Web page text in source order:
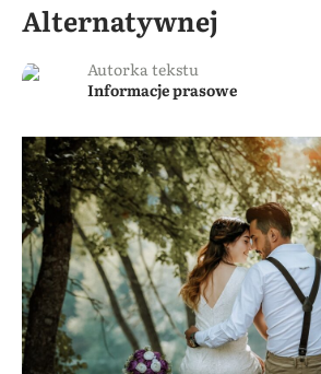
Alternatywnej
Autorka tekstu
Informacje prasowe